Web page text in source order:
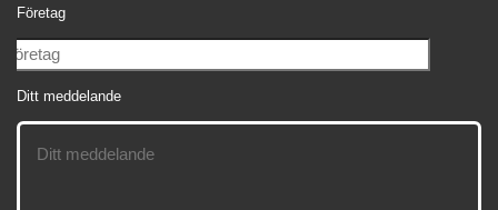
Företag
Ditt meddelande